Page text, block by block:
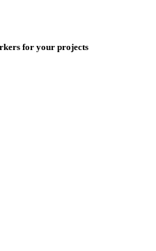
for your projects